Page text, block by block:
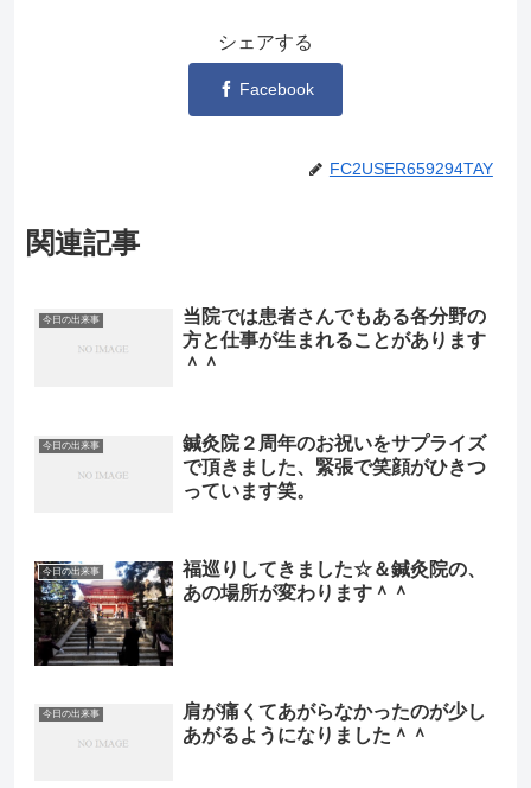
シェアする
Facebook
FC2USER659294TAY
関連記事
今日の出来事
当院では患者さんでもある各分野の
方と仕事が生まれることがあります
＾＾
今日の出来事
鍼灸院２周年のお祝いをサプライズ
で頂きました、緊張で笑顔がひきつ
っています笑。
今日の出来事
福巡りしてきました☆＆鍼灸院の、
あの場所が変わります＾＾
今日の出来事
肩が痛くてあがらなかったのが少し
あがるようになりました＾＾